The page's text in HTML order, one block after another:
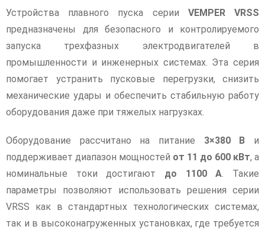
Устройства плавного пуска серии VEMPER VRSS
предназначены для безопасного и контролируемого
запуска трехфазных электродвигателей в
промышленности и инженерных системах. Эта серия
помогает устранить пусковые перегрузки, снизить
механические удары и обеспечить стабильную работу
оборудования даже при тяжелых нагрузках.
Оборудование рассчитано на питание 3×380 В и
поддерживает диапазон мощностей от 11 до 600 кВт, а
номинальные токи достигают до 1100 А . Такие
параметры позволяют использовать решения серии
VRSS как в стандартных технологических системах,
так и в высоконагруженных установках, где требуется